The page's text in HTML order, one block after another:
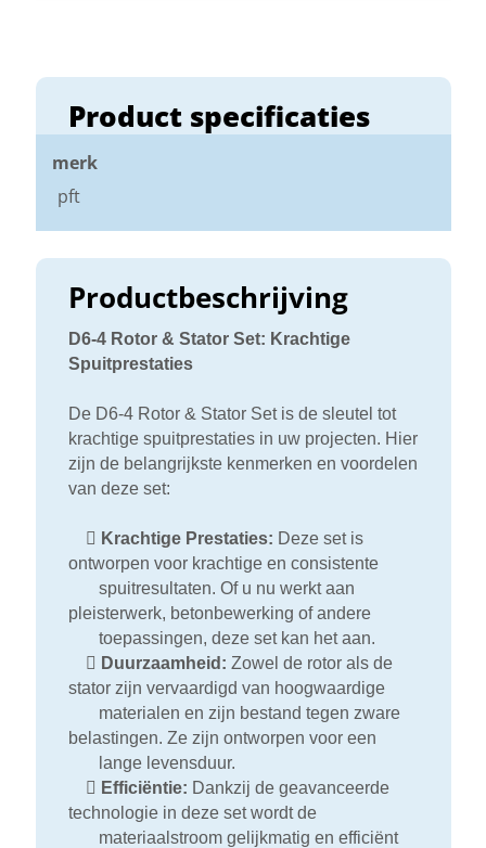
Productbeschrijving
D6-4 Rotor & Stator Set: Krachtige
Spuitprestaties
De D6-4 Rotor & Stator Set is de sleutel tot
krachtige spuitprestaties in uw projecten. Hier
zijn de belangrijkste kenmerken en voordelen
van deze set:
 Krachtige Prestaties: Deze set is
ontworpen voor krachtige en consistente
spuitresultaten. Of u nu werkt aan
pleisterwerk, betonbewerking of andere
toepassingen, deze set kan het aan.
 Duurzaamheid: Zowel de rotor als de
stator zijn vervaardigd van hoogwaardige
materialen en zijn bestand tegen zware
belastingen. Ze zijn ontworpen voor een
lange levensduur.
 Efficiëntie: Dankzij de geavanceerde
technologie in deze set wordt de
materiaalstroom gelijkmatig en efficiënt
Product specificaties
merk
pft